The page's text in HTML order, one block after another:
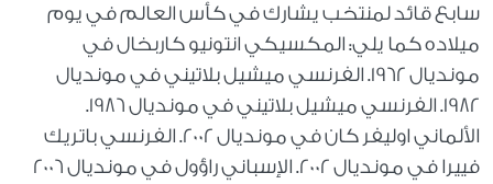
سابع قائد لمنتخب يشارك في كأس العالم في يوم
ميلاده كما يلي: المكسيكي انتونيو كاربخال في
مونديال 1962. الفرنسي ميشيل بلاتيني في مونديال
1982. الفرنسي ميشيل بلاتيني في مونديال 1986.
الألماني اوليفر كان في مونديال 2002. الفرنسي باتريك
فييرا في مونديال 2002. الإسباني راؤول في مونديال 2006